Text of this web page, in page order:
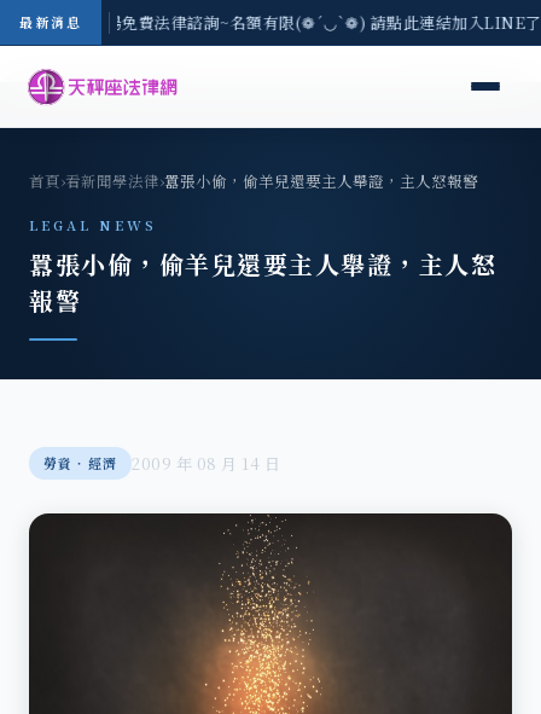
最新消息
-8/3(一) 現場免費法律諮詢~名額有限(❁´◡`❁) 請點此連結加入LINE
首頁›看新聞學法律›囂張小偷，偷羊兒還要主人舉證，主人怒報警
LEGAL NEWS
囂張小偷，偷羊兒還要主人舉證，主人怒
報警
勞資‧經濟 2009 年 08 月 14 日